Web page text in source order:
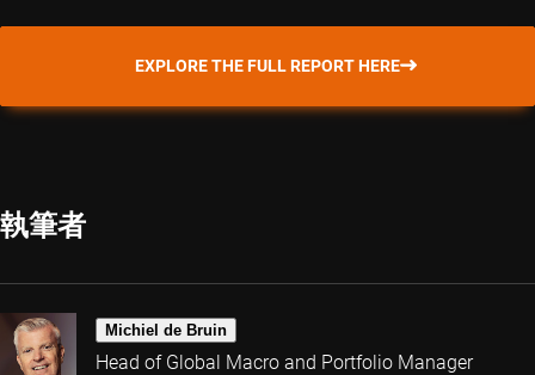
EXPLORE THE FULL REPORT HERE
執筆者
Michiel de Bruin
Head of Global Macro and Portfolio Manager